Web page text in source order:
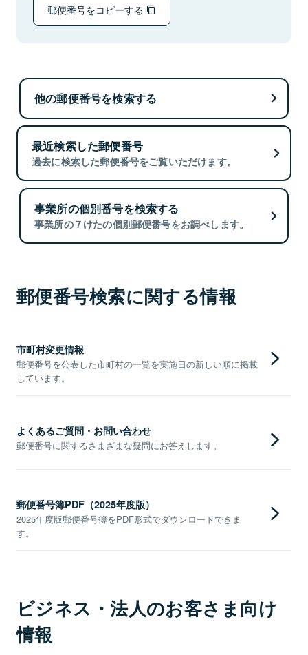
郵便番号をコピーする
他の郵便番号を検索する
最近検索した郵便番号
過去に検索した郵便番号をご覧いただけます。
事業所の個別番号を検索する
事業所の７けたの個別郵便番号をお調べします。
郵便番号検索に関する情報
市町村変更情報
郵便番号を公表した市町村の一覧を実施日の新しい順に掲載
しています。
よくあるご質問・お問い合わせ
郵便番号に関するさまざまな疑問にお答えします。
郵便番号簿PDF（2025年度版）
2025年度版郵便番号簿をPDF形式でダウンロードできま
す。
ビジネス・法人のお客さま向け
情報